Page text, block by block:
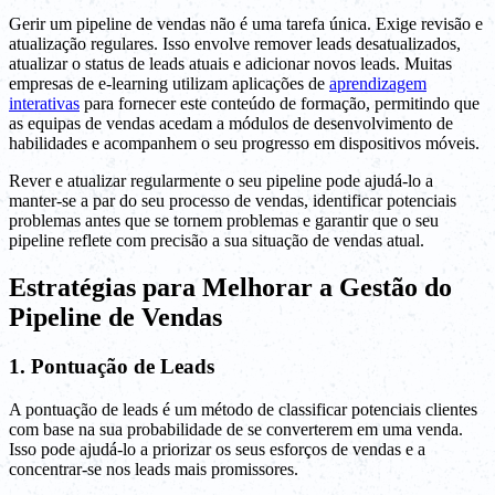
Gerir um pipeline de vendas não é uma tarefa única. Exige revisão e
atualização regulares. Isso envolve remover leads desatualizados,
atualizar o status de leads atuais e adicionar novos leads. Muitas
empresas de e-learning utilizam aplicações de aprendizagem
interativas para fornecer este conteúdo de formação, permitindo que
as equipas de vendas acedam a módulos de desenvolvimento de
habilidades e acompanhem o seu progresso em dispositivos móveis.
Rever e atualizar regularmente o seu pipeline pode ajudá-lo a
manter-se a par do seu processo de vendas, identificar potenciais
problemas antes que se tornem problemas e garantir que o seu
pipeline reflete com precisão a sua situação de vendas atual.
Estratégias para Melhorar a Gestão do
Pipeline de Vendas
1. Pontuação de Leads
A pontuação de leads é um método de classificar potenciais clientes
com base na sua probabilidade de se converterem em uma venda.
Isso pode ajudá-lo a priorizar os seus esforços de vendas e a
concentrar-se nos leads mais promissores.